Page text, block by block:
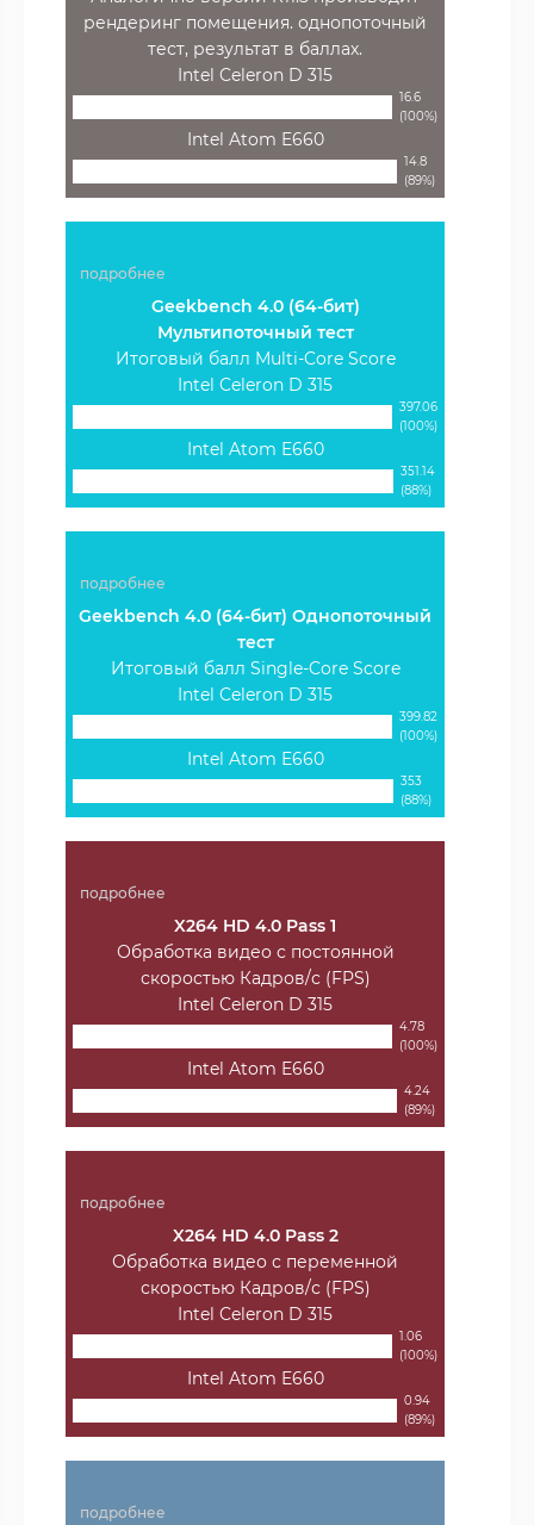
рендеринг помещения. однопоточный
тест, результат в баллах.
Intel Celeron D 315
16.6
(100%)
Intel Atom E660
14.8
(89%)
подробнее
Geekbench 4.0 (64-бит)
Мультипоточный тест
Итоговый балл Multi-Core Score
Intel Celeron D 315
397.06
(100%)
Intel Atom E660
351.14
(88%)
подробнее
Geekbench 4.0 (64-бит) Однопоточный
тест
Итоговый балл Single-Core Score
Intel Celeron D 315
399.82
(100%)
Intel Atom E660
353
(88%)
подробнее
X264 HD 4.0 Pass 1
Обработка видео с постоянной
скоростью Кадров/с (FPS)
Intel Celeron D 315
4.78
(100%)
Intel Atom E660
4.24
(89%)
подробнее
X264 HD 4.0 Pass 2
Обработка видео с переменной
скоростью Кадров/с (FPS)
Intel Celeron D 315
1.06
(100%)
Intel Atom E660
0.94
(89%)
подробнее